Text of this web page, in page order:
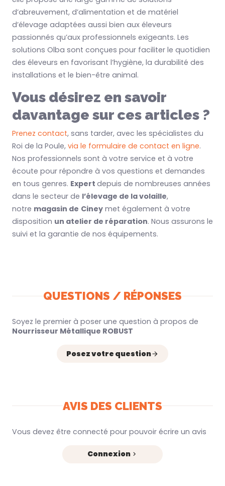
d’abreuvement, d’alimentation et de matériel
d’élevage adaptées aussi bien aux éleveurs
passionnés qu’aux professionnels exigeants. Les
solutions Olba sont conçues pour faciliter le quotidien
des éleveurs en favorisant l’hygiène, la durabilité des
installations et le bien-être animal.
Vous désirez en savoir
davantage sur ces articles ?
Prenez contact, sans tarder, avec les spécialistes du
Roi de la Poule, via le formulaire de contact en ligne.
Nos professionnels sont à votre service et à votre
écoute pour répondre à vos questions et demandes
en tous genres. Expert depuis de nombreuses années
dans le secteur de l’élevage de la volaille,
notre magasin de Ciney met également à votre
disposition un atelier de réparation. Nous assurons le
suivi et la garantie de nos équipements.
QUESTIONS / RÉPONSES
Soyez le premier à poser une question à propos de
Nourrisseur Métallique ROBUST
Posez votre question
AVIS DES CLIENTS
Vous devez être connecté pour pouvoir écrire un avis
Connexion